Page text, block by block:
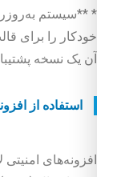
* **سیستم
خودکار را برای
آن یک نسخه
استفاده از
افزونه‌های